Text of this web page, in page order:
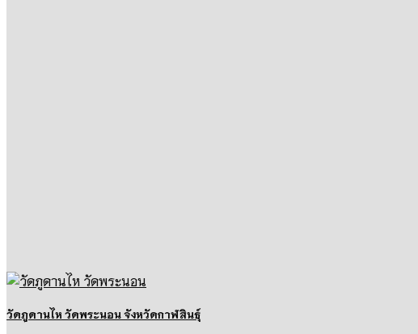
วัดภูดานไห วัดพระนอน จังหวัดกาฬสินธุ์